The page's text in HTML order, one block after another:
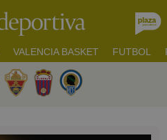
VALENCIA BASKET FUTBOL